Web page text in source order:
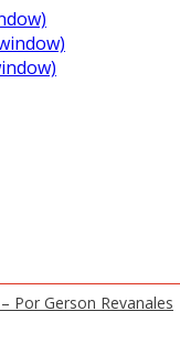
Por Gerson Revanales